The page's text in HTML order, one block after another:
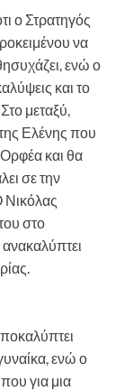
ο Στρατηγός
να
ενώ ο
και το
μεταξύ,
Ελένης που
Ορφέα και θα
σε την
Νικόλας
στο
ενώ ο
για μια